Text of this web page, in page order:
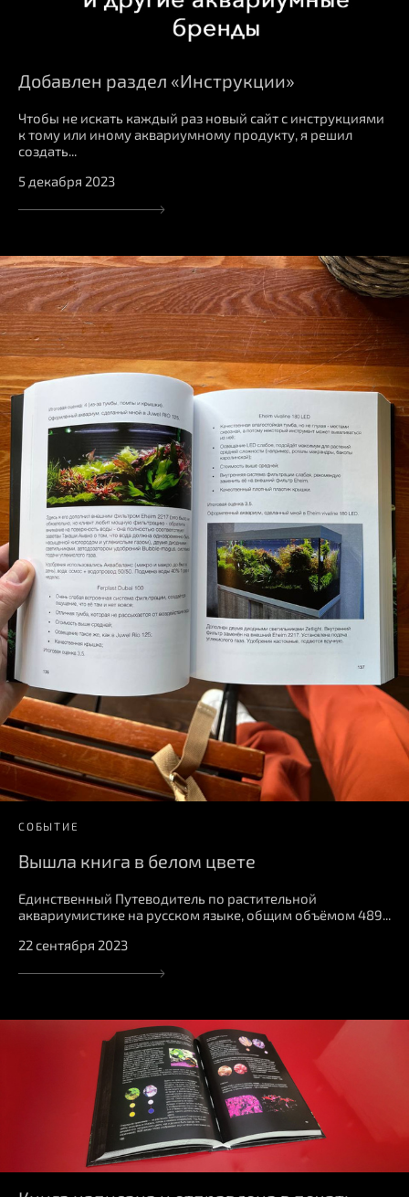
Добавлен раздел «Инструкции»
Чтобы не искать каждый раз новый сайт с инструкциями
к тому или иному аквариумному продукту, я решил
создать...
5 декабря 2023
СОБЫТИЕ
Вышла книга в белом цвете
Единственный Путеводитель по растительной
аквариумистике на русском языке, общим объёмом 489...
22 сентября 2023